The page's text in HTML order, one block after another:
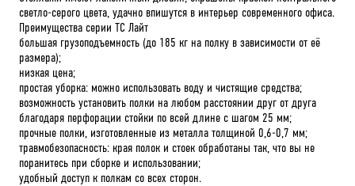
светло-серого цвета, удачно впишутся в интерьер современного офиса.
Преимущества серии ТС Лайт
большая грузоподъемность (до 185 кг на полку в зависимости от её
размера);
низкая цена;
простая уборка: можно использовать воду и чистящие средства;
возможность установить полки на любом расстоянии друг от друга
благодаря перфорации стойки по всей длине с шагом 25 мм;
прочные полки, изготовленные из металла толщиной 0,6-0,7 мм;
травмобезопасность: края полок и стоек обработаны так, что вы не
поранитесь при сборке и использовании;
удобный доступ к полкам со всех сторон.